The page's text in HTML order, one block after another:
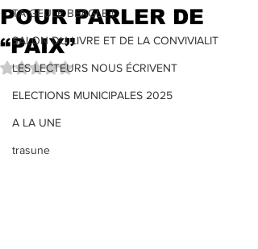
TA GEULE BEAGLE !
SALON DU LIVRE ET DE LA CONVIVIALIT
LES LECTEURS NOUS ÉCRIVENT
ELECTIONS MUNICIPALES 2025
A LA UNE
trasune
POUR PARLER DE
“PAIX”
Noté NaN étoiles sur 5.